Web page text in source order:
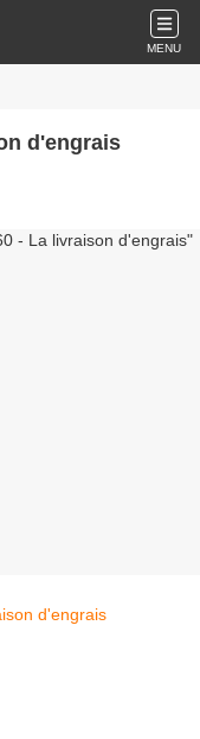
MENU
d'engrais